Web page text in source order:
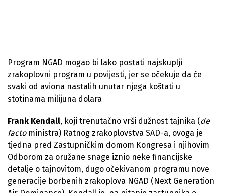
Program NGAD mogao bi lako postati najskuplji
zrakoplovni program u povijesti, jer se očekuje da će
svaki od aviona nastalih unutar njega koštati u
stotinama milijuna dolara
Frank Kendall, koji trenutačno vrši dužnost tajnika (de
factoministra) Ratnog zrakoplovstva SAD-a, ovoga je
tjedna pred Zastupničkim domom Kongresa i njihovim
Odborom za oružane snage iznio neke financijske
detalje o tajnovitom, dugo očekivanom programu nove
generacije borbenih zrakoplova NGAD (Next Generation